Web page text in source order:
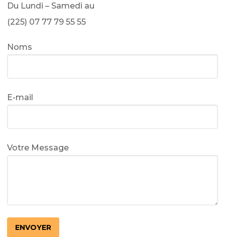
Du Lundi – Samedi au
(225) 07 77 79 55 55
Noms
E-mail
Votre Message